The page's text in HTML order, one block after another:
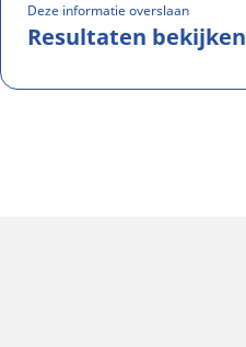
Deze informatie overslaan
Resultaten bekijken